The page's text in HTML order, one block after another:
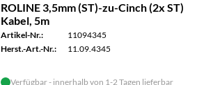
ROLINE 3,5mm (ST)-zu-Cinch (2x ST)
Kabel, 5m
Artikel-Nr.:
11094345
Herst.-Art.-Nr.:
11.09.4345
Verfügbar - innerhalb von 1-2 Tagen lieferbar